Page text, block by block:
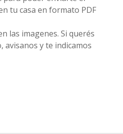
tu casa en formato PDF
las imagenes. Si querés
avisanos y te indicamos